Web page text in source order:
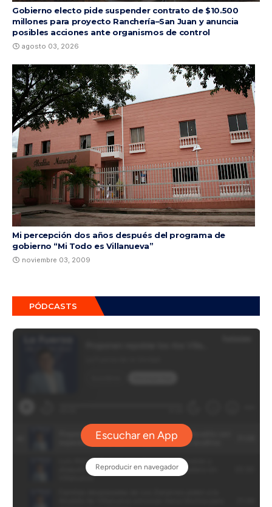
Gobierno electo pide suspender contrato de $10.500
millones para proyecto Ranchería–San Juan y anuncia
posibles acciones ante organismos de control
agosto 03, 2026
Mi percepción dos años después del programa de
gobierno “Mi Todo es Villanueva”
noviembre 03, 2009
PÓDCASTS